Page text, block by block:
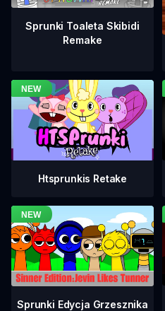
Sprunki Toaleta Skibidi
Remake
Htsprunkis Retake
Sprunki Edycja Grzesznika